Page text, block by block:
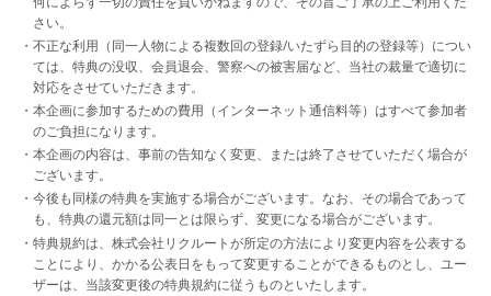
さい。
・不正な利用（同一人物による複数回の登録/いたずら目的の登録等）につい
ては、特典の没収、会員退会、警察への被害届など、当社の裁量で適切に
対応をさせていただきます。
・本企画に参加するための費用（インターネット通信料等）はすべて参加者
のご負担になります。
・本企画の内容は、事前の告知なく変更、または終了させていただく場合が
ございます。
・今後も同様の特典を実施する場合がございます。なお、その場合であって
も、特典の還元額は同一とは限らず、変更になる場合がございます。
・特典規約は、株式会社リクルートが所定の方法により変更内容を公表する
ことにより、かかる公表日をもって変更することができるものとし、ユー
ザーは、当該変更後の特典規約に従うものといたします。